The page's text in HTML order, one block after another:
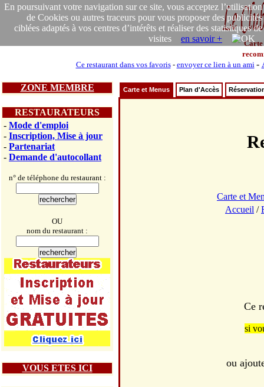
En poursuivant votre navigation sur ce site, vous acceptez l’utilisation
de Cookies ou autres traceurs pour vous proposer des publicités
ciblées adaptés à vos centres d’intérêts et réaliser des statistiques de
visites en savoir +
Carte
Ce restaurant dans vos favoris- envoyer ce lien à un ami -
ZONE MEMBRE
RESTAURATEURS
- Mode d'emploi
- Inscription, Mise à jour
- Partenariat
- Demande d'autocollant
n° de téléphone du restaurant :
OU
nom du restaurant :
VOUS ETES ICI
Carte et Menus Plan d'Accès
Carte et
Accueil /
Ce
si
ou